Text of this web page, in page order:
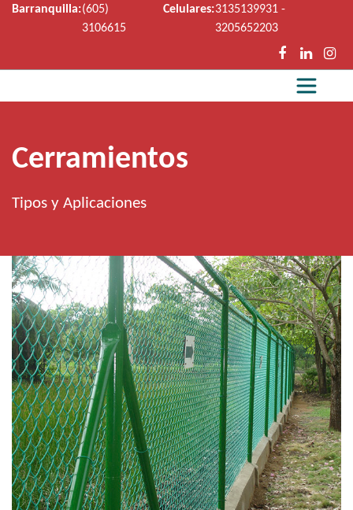
Barranquilla:(605)
3106615
Celulares:3135139931 -
3205652203
Cerramientos
Tipos y Aplicaciones